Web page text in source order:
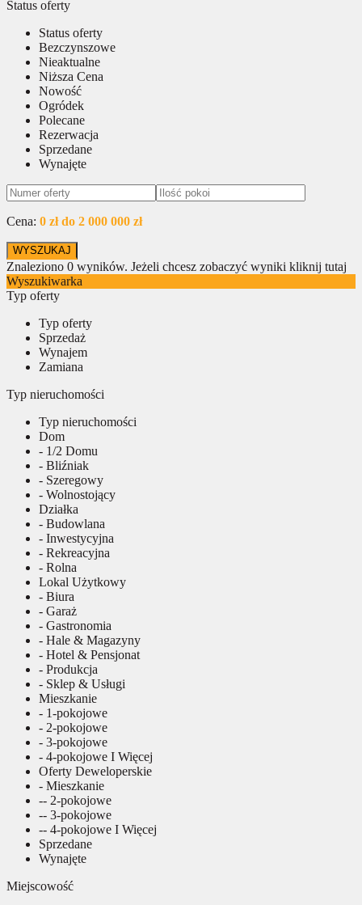
Status oferty
Status oferty
Bezczynszowe
Nieaktualne
Niższa Cena
Nowość
Ogródek
Polecane
Rezerwacja
Sprzedane
Wynajęte
Cena: 0 zł do 2 000 000 zł
Znaleziono 0 wyników. Jeżeli chcesz zobaczyć wyniki kliknij tutaj
Wyszukiwarka
Typ oferty
Typ oferty
Sprzedaż
Wynajem
Zamiana
Typ nieruchomości
Typ nieruchomości
Dom
- 1/2 Domu
- Bliźniak
- Szeregowy
- Wolnostojący
Działka
- Budowlana
- Inwestycyjna
- Rekreacyjna
- Rolna
Lokal Użytkowy
- Biura
- Garaż
- Gastronomia
- Hale & Magazyny
- Hotel & Pensjonat
- Produkcja
- Sklep & Usługi
Mieszkanie
- 1-pokojowe
- 2-pokojowe
- 3-pokojowe
- 4-pokojowe I Więcej
Oferty Deweloperskie
- Mieszkanie
-- 2-pokojowe
-- 3-pokojowe
-- 4-pokojowe I Więcej
Sprzedane
Wynajęte
Miejscowość